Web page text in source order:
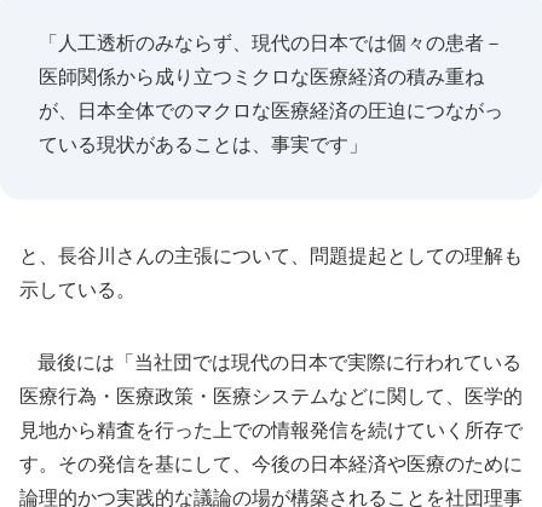
「人工透析のみならず、現代の日本では個々の患者－
医師関係から成り立つミクロな医療経済の積み重ね
が、日本全体でのマクロな医療経済の圧迫につながっ
ている現状があることは、事実です」
と、長谷川さんの主張について、問題提起としての理解も
示している。
最後には「当社団では現代の日本で実際に行われている
医療行為・医療政策・医療システムなどに関して、医学的
見地から精査を行った上での情報発信を続けていく所存で
す。その発信を基にして、今後の日本経済や医療のために
論理的かつ実践的な議論の場が構築されることを社団理事